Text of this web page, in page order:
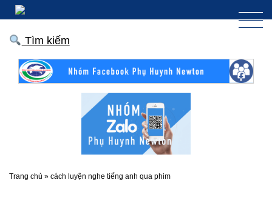
Tìm kiếm
Trang chủ » cách luyện nghe tiếng anh qua phim